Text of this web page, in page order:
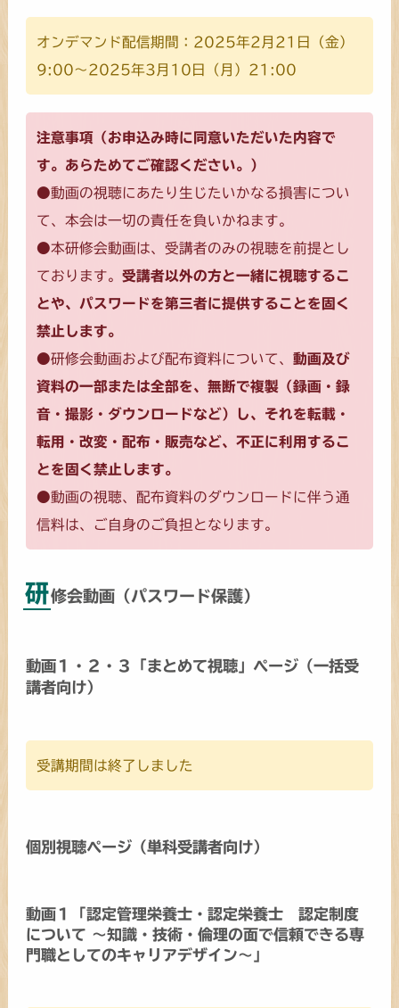
オンデマンド配信期間：2025年2月21日（金）
9:00～2025年3月10日（月）21:00
注意事項（お申込み時に同意いただいた内容で
す。あらためてご確認ください。）
●動画の視聴にあたり生じたいかなる損害につい
て、本会は一切の責任を負いかねます。
●本研修会動画は、受講者のみの視聴を前提とし
ております。受講者以外の方と一緒に視聴するこ
とや、パスワードを第三者に提供することを固く
禁止します。
●研修会動画および配布資料について、動画及び
資料の一部または全部を、無断で複製（録画・録
音・撮影・ダウンロードなど）し、それを転載・
転用・改変・配布・販売など、不正に利用するこ
とを固く禁止します。
●動画の視聴、配布資料のダウンロードに伴う通
信料は、ご自身のご負担となります。
研修会動画（パスワード保護）
動画１・２・３「まとめて視聴」ページ（一括受
講者向け）
受講期間は終了しました
個別視聴ページ（単科受講者向け）
動画１「認定管理栄養士・認定栄養士 認定制度
について ～知識・技術・倫理の面で信頼できる専
門職としてのキャリアデザイン～」